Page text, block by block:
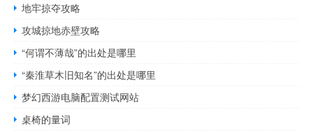
地牢掠夺攻略
攻城掠地赤壁攻略
“何谓不薄哉”的出处是哪里
“秦淮草木旧知名”的出处是哪里
梦幻西游电脑配置测试网站
桌椅的量词